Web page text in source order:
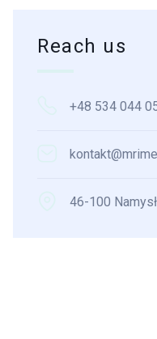
Reach us
+48 534 044
46-100